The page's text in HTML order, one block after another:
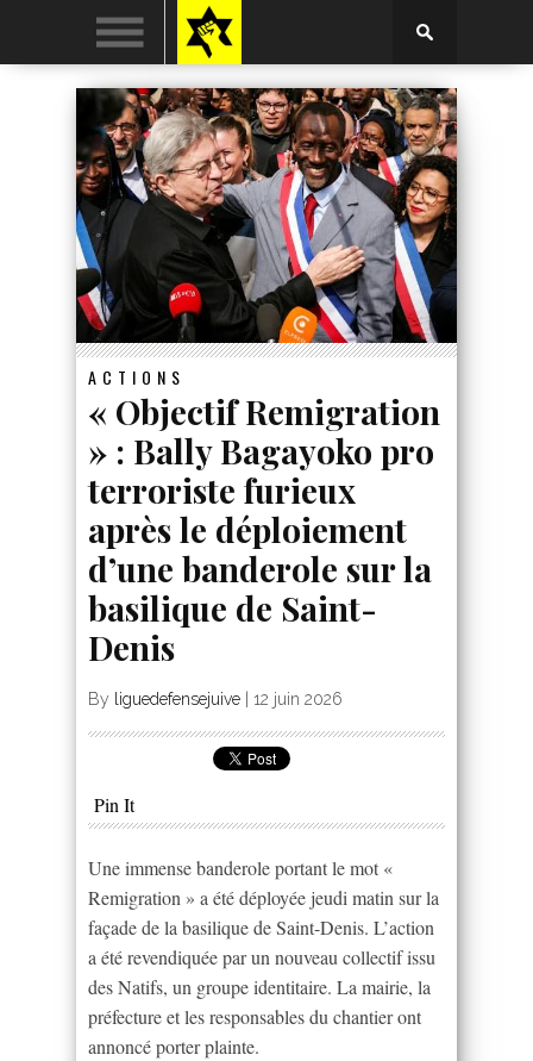
ACTIONS
« Objectif Remigration
» : Bally Bagayoko pro
terroriste furieux
après le déploiement
d’une banderole sur la
basilique de Saint-
Denis
By liguedefensejuive | 12 juin 2026
Pin It
Une immense banderole portant le mot «
Remigration » a été déployée jeudi matin sur la
façade de la basilique de Saint-Denis. L’action
a été revendiquée par un nouveau collectif issu
des Natifs, un groupe identitaire. La mairie, la
préfecture et les responsables du chantier ont
annoncé porter plainte.